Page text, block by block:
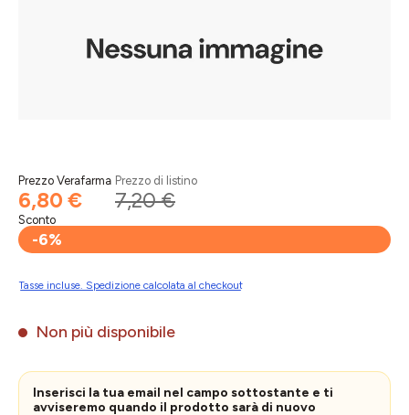
Prezzo Verafarma
6,80 €
Prezzo di listino
7,20 €
Sconto
-6%
Tasse incluse. Spedizione calcolata al checkout
Non più disponibile
Inserisci la tua email nel campo sottostante e ti
avviseremo quando il prodotto sarà di nuovo